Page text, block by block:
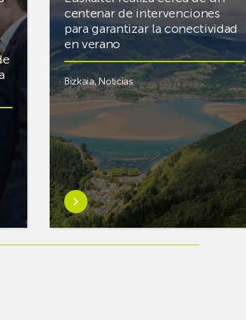
centenar de intervenciones
para garantizar la conectividad
en verano
Bizkaia,Noticias
Saber
más
sobreEuskaltel
realiza